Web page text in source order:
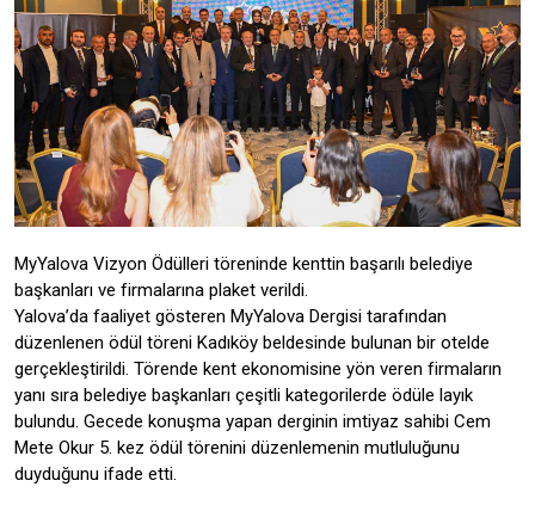
MyYalova Vizyon Ödülleri töreninde kenttin başarılı belediye
başkanları ve firmalarına plaket verildi.
Yalova’da faaliyet gösteren MyYalova Dergisi tarafından
düzenlenen ödül töreni Kadıköy beldesinde bulunan bir otelde
gerçekleştirildi. Törende kent ekonomisine yön veren firmaların
yanı sıra belediye başkanları çeşitli kategorilerde ödüle layık
bulundu. Gecede konuşma yapan derginin imtiyaz sahibi Cem
Mete Okur 5. kez ödül törenini düzenlemenin mutluluğunu
duyduğunu ifade etti.